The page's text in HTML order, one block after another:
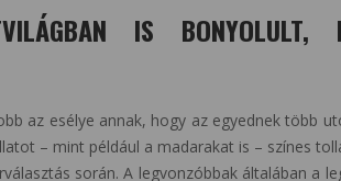
IS BONYOLULT,
az esélye annak, hogy az egyednek több
– mint például a madarakat is – színes
során. A legvonzóbbak általában a